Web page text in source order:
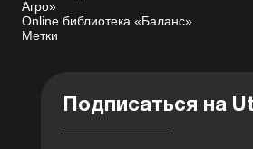
Агро»
Online библиотека «Баланс»
Метки
Подписаться на